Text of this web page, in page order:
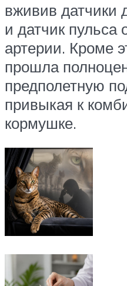
вживив датчики
и датчик пульса
артерии. Кроме
прошла
предполетную
привыкая к
кормушке.